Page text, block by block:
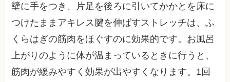
壁に手をつき、片足を後ろに引いてかかとを床に
つけたままアキレス腱を伸ばすストレッチは、ふ
くらはぎの筋肉をほぐすのに効果的です。お風呂
上がりのように体が温まっているときに行うと、
筋肉が緩みやすく効果が出やすくなります。1回